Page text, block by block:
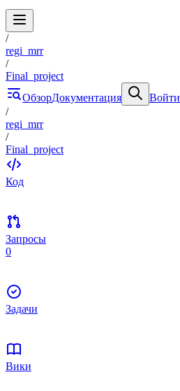
/
regi_mrr
/
Final_project
ОбзорДокументация
Войти
/
regi_mrr
/
Final_project
Код
Запросы
0
Задачи
Вики